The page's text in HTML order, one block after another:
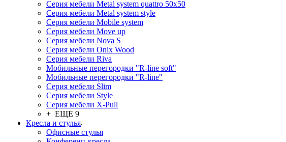
Серия мебели Metal system quattro 50x50
Серия мебели Metal system style
Серия мебели Mobile system
Серия мебели Move up
Серия мебели Nova S
Серия мебели Onix Wood
Серия мебели Riva
Мобильные перегородки "R-line soft"
Мобильные перегородки "R-line"
Серия мебели Slim
Серия мебели Style
Серия мебели X-Pull
+ ЕЩЕ 9
Кресла и стулья
Офисные стулья